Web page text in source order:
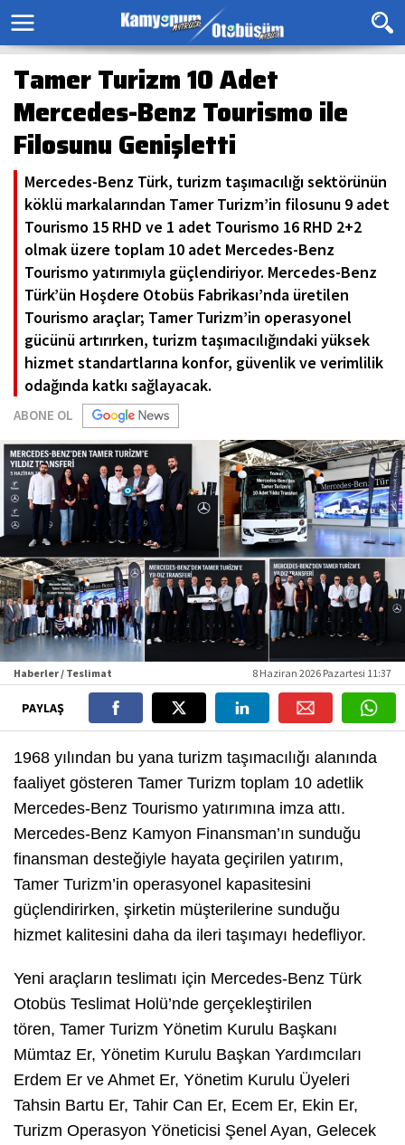
Tamer Turizm 10 Adet
Mercedes-Benz Tourismo ile
Filosunu Genişletti
Mercedes-Benz Türk, turizm taşımacılığı sektörünün
köklü markalarından Tamer Turizm’in filosunu 9 adet
Tourismo 15 RHD ve 1 adet Tourismo 16 RHD 2+2
olmak üzere toplam 10 adet Mercedes-Benz
Tourismo yatırımıyla güçlendiriyor. Mercedes-Benz
Türk’ün Hoşdere Otobüs Fabrikası’nda üretilen
Tourismo araçlar; Tamer Turizm’in operasyonel
gücünü artırırken, turizm taşımacılığındaki yüksek
hizmet standartlarına konfor, güvenlik ve verimlilik
odağında katkı sağlayacak.
ABONE OL
Haberler / Teslimat 8 Haziran 2026 Pazartesi 11:37
PAYLAŞ
1968 yılından bu yana turizm taşımacılığı alanında
faaliyet gösteren Tamer Turizm toplam 10 adetlik
Mercedes-Benz Tourismo yatırımına imza attı.
Mercedes-Benz Kamyon Finansman’ın sunduğu
finansman desteğiyle hayata geçirilen yatırım,
Tamer Turizm’in operasyonel kapasitesini
güçlendirirken, şirketin müşterilerine sunduğu
hizmet kalitesini daha da ileri taşımayı hedefliyor.
Yeni araçların teslimatı için Mercedes-Benz Türk
Otobüs Teslimat Holü’nde gerçekleştirilen
tören, Tamer Turizm Yönetim Kurulu Başkanı
Mümtaz Er, Yönetim Kurulu Başkan Yardımcıları
Erdem Er ve Ahmet Er, Yönetim Kurulu Üyeleri
Tahsin Bartu Er, Tahir Can Er, Ecem Er, Ekin Er,
Turizm Operasyon Yöneticisi Şenel Ayan, Gelecek